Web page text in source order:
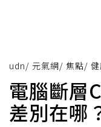
udn/ 元氣網/ 焦點/
電腦斷層
差別在哪